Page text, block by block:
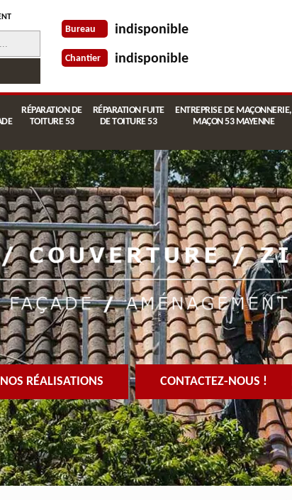
Bureau indisponible
Chantier indisponible
RÉPARATION DE
TOITURE 53
RÉPARATION FUITE
DE TOITURE 53
ENTREPRISE DE MAÇONNERIE,
MAÇON 53 MAYENNE
RÉALISATIONS CONTACTEZ-NOUS !